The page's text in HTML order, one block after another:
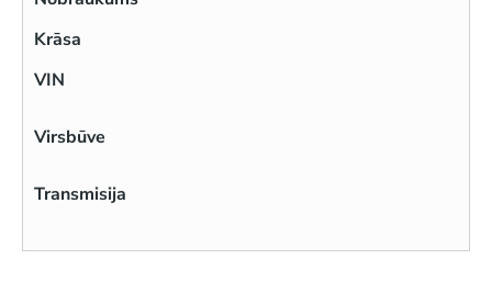
Krāsa
VIN
Virsbūve
Transmisija